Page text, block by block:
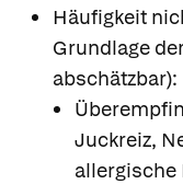
Häufigkeit
Grundlage
abschätzbar):
Juckreiz,
allergische